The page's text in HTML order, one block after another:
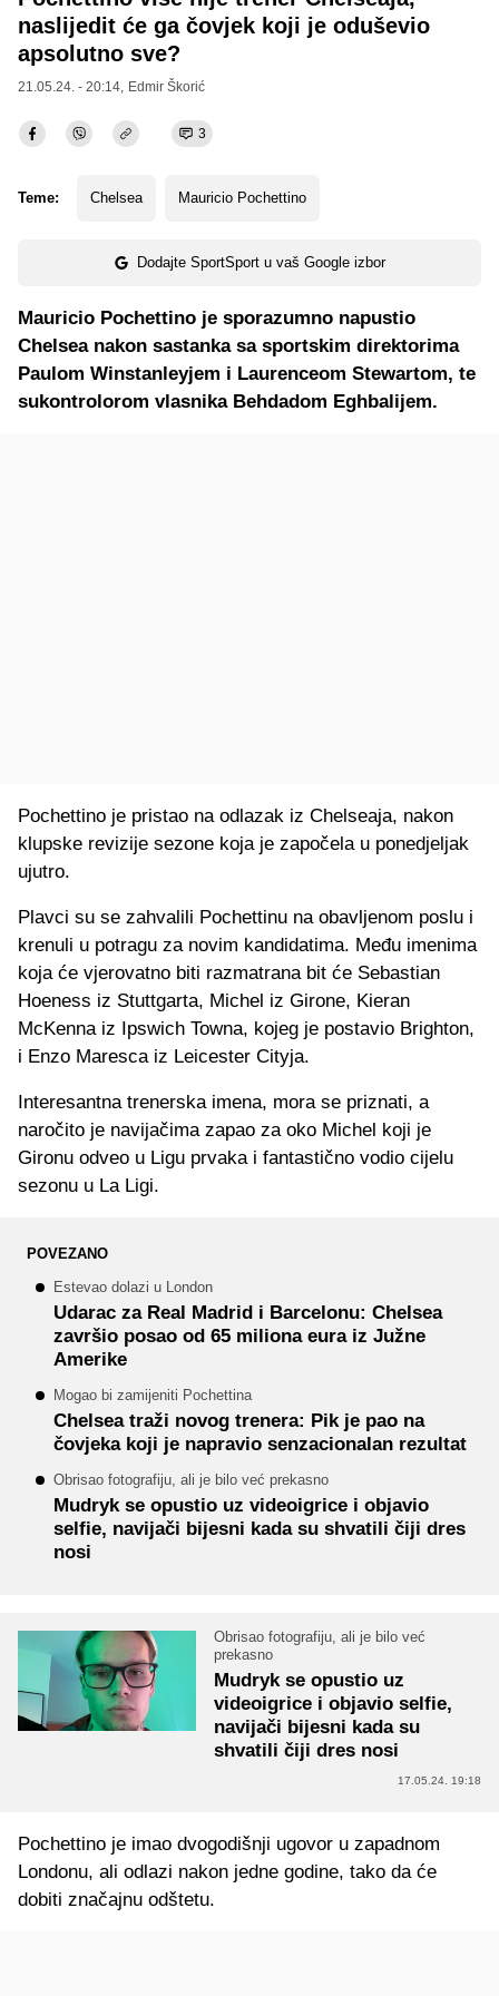
naslijedit će ga čovjek koji je oduševio
apsolutno sve?
21.05.24. - 20:14, Edmir Škorić
3
Teme: Chelsea Mauricio Pochettino
Dodajte SportSport u vaš Google izbor
Mauricio Pochettino je sporazumno napustio
Chelsea nakon sastanka sa sportskim direktorima
Paulom Winstanleyjem i Laurenceom Stewartom, te
sukontrolorom vlasnika Behdadom Eghbalijem.
Pochettino je pristao na odlazak iz Chelseaja, nakon
klupske revizije sezone koja je započela u ponedjeljak
ujutro.
Plavci su se zahvalili Pochettinu na obavljenom poslu i
krenuli u potragu za novim kandidatima. Među imenima
koja će vjerovatno biti razmatrana bit će Sebastian
Hoeness iz Stuttgarta, Michel iz Girone, Kieran
McKenna iz Ipswich Towna, kojeg je postavio Brighton,
i Enzo Maresca iz Leicester Cityja.
Interesantna trenerska imena, mora se priznati, a
naročito je navijačima zapao za oko Michel koji je
Gironu odveo u Ligu prvaka i fantastično vodio cijelu
sezonu u La Ligi.
POVEZANO
Estevao dolazi u London
Udarac za Real Madrid i Barcelonu: Chelsea
završio posao od 65 miliona eura iz Južne
Amerike
Mogao bi zamijeniti Pochettina
Chelsea traži novog trenera: Pik je pao na
čovjeka koji je napravio senzacionalan rezultat
Obrisao fotografiju, ali je bilo već prekasno
Mudryk se opustio uz videoigrice i objavio
selfie, navijači bijesni kada su shvatili čiji dres
nosi
Obrisao fotografiju, ali je bilo već
prekasno
Mudryk se opustio uz
videoigrice i objavio selfie,
navijači bijesni kada su
shvatili čiji dres nosi
17.05.24. 19:18
Pochettino je imao dvogodišnji ugovor u zapadnom
Londonu, ali odlazi nakon jedne godine, tako da će
dobiti značajnu odštetu.